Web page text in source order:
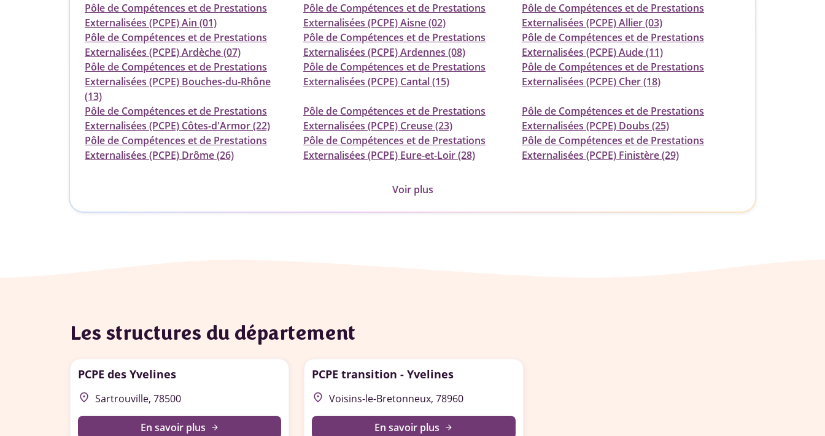
Pôle de Compétences et de Prestations
Externalisées (PCPE) Ain (01)
Pôle de Compétences et de Prestations
Externalisées (PCPE) Aisne (02)
Pôle de Compétences et de Prestations
Externalisées (PCPE) Allier (03)
Pôle de Compétences et de Prestations
Externalisées (PCPE) Ardèche (07)
Pôle de Compétences et de Prestations
Externalisées (PCPE) Ardennes (08)
Pôle de Compétences et de Prestations
Externalisées (PCPE) Aude (11)
Pôle de Compétences et de Prestations
Externalisées (PCPE) Bouches-du-Rhône
(13)
Pôle de Compétences et de Prestations
Externalisées (PCPE) Cantal (15)
Pôle de Compétences et de Prestations
Externalisées (PCPE) Cher (18)
Pôle de Compétences et de Prestations
Externalisées (PCPE) Côtes-d'Armor (22)
Pôle de Compétences et de Prestations
Externalisées (PCPE) Creuse (23)
Pôle de Compétences et de Prestations
Externalisées (PCPE) Doubs (25)
Pôle de Compétences et de Prestations
Externalisées (PCPE) Drôme (26)
Pôle de Compétences et de Prestations
Externalisées (PCPE) Eure-et-Loir (28)
Pôle de Compétences et de Prestations
Externalisées (PCPE) Finistère (29)
Voir plus
Les structures du département
PCPE des Yvelines
place Sartrouville, 78500
En savoir plus arrow_forward
PCPE transition - Yvelines
place Voisins-le-Bretonneux, 78960
En savoir plus arrow_forward